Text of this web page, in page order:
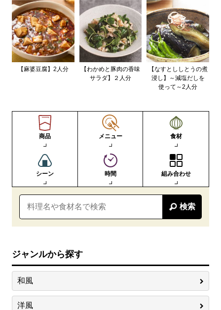
【麻婆豆腐】2人分
【わかめと豚肉の香味
サラダ】２人分
【なすとししとうの煮
浸し】～減塩だしを
使って～2人分
商品 メニュー 食材
シーン 時間 組み合わせ
検索
ジャンルから探す
和風
洋風